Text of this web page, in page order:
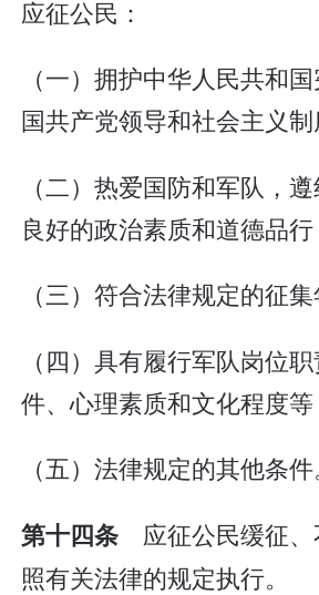
应征公民：
（一）拥护中华人民共和
国共产党领导和社会主义制
（二）热爱国防和军队，
良好的政治素质和道德品行
（三）符合法律规定的征集
（四）具有履行军队岗位
件、心理素质和文化程度等
（五）法律规定的其他条件
第十四条 应征公民缓征
照有关法律的规定执行。